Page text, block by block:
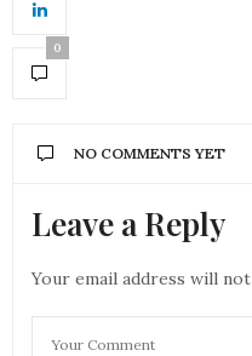
0
NO COMMENTS YET
Leave a Reply
Your email address will